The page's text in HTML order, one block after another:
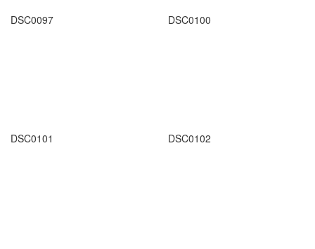
DSC0097 DSC0100
DSC0101 DSC0102